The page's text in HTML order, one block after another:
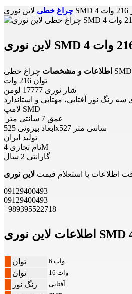
چراغ خطی
اطلاعات و مشخصات
توان 216 وات
شار نوری 17777 لومن
سه رنگ نور آفتابی، مهتابی و استاندارد
لامپ SMD
عمق 7 سانتی متر
ابعاد بیرونی 525x527 سانتی متر
تولید ایران
نام تجاری 4M
گارانتی 2 سال
اطلاعات یا استعلام قیمت
09129400493
09129400493
+989395522718
توان 6 وات
توان 16 وات
رنگ نور آفتابی